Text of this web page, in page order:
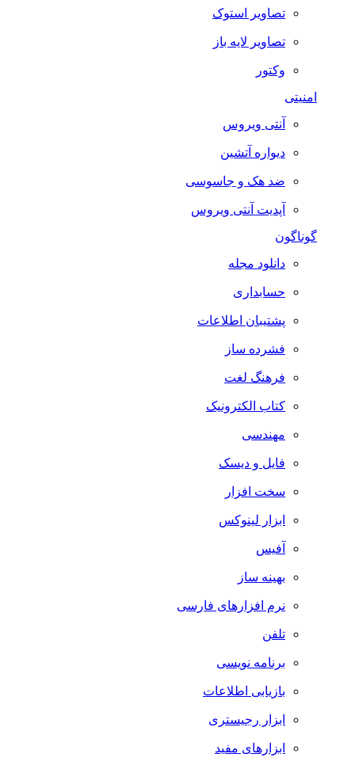
تصاویر استوک
تصاویر لایه باز
وکتور
امنیتی
آنتی ویروس
دیواره آتشین
ضد هک و جاسوسی
آپدیت آنتی ویروس
گوناگون
دانلود مجله
حسابداری
پشتیبان اطلاعات
فشرده ساز
فرهنگ لغت
کتاب الکترونیک
مهندسی
فایل و دیسک
سخت افزار
ابزار لینوکس
آفیس
بهینه ساز
نرم افزارهای فارسی
تلفن
برنامه نویسی
بازیابی اطلاعات
ابزار رجیستری
ابزارهای مفید